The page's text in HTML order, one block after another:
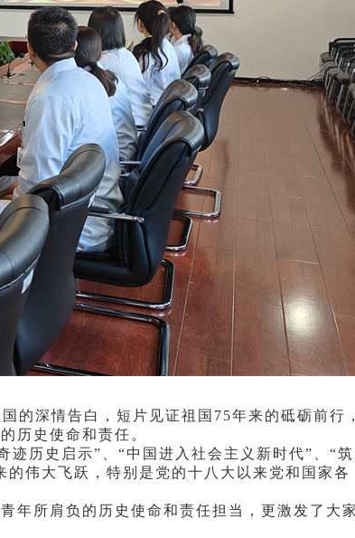
深情告白，短片见证祖国75年来的砥砺前行
历史使命和责任。
历史启示”、“中国进入社会主义新时代”、“筑
伟大飞跃，特别是党的十八大以来党和国家各
所肩负的历史使命和责任担当，更激发了大